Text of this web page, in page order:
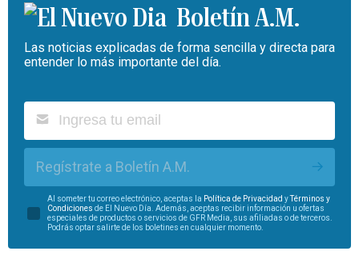
Boletín A.M.
Las noticias explicadas de forma sencilla y directa para
entender lo más importante del día.
Regístrate a Boletín A.M.
Al someter tu correo electrónico, aceptas la Política de Privacidad yTérminos y
Condiciones de El Nuevo Día. Además, aceptas recibir información u ofertas
especiales de productos o servicios de GFR Media, sus afiliadas o de terceros.
Podrás optar salirte de los boletines en cualquier momento.